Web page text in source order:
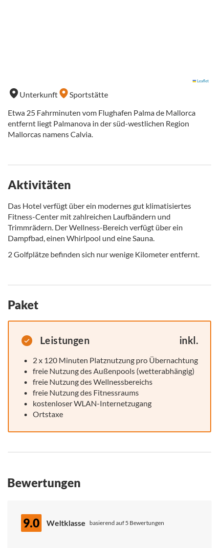
Leaflet
Unterkunft
Sportstätte
Etwa 25 Fahrminuten vom Flughafen Palma de Mallorca
entfernt liegt Palmanova in der süd-westlichen Region
Mallorcas namens Calvia.
Aktivitäten
Das Hotel verfügt über ein modernes gut klimatisiertes
Fitness-Center mit zahlreichen Laufbändern und
Trimmrädern. Der Wellness-Bereich verfügt über ein
Dampfbad, einen Whirlpool und eine Sauna.
2 Golfplätze befinden sich nur wenige Kilometer entfernt.
Paket
Leistungen inkl.
2 x 120 Minuten Platznutzung pro Übernachtung
freie Nutzung des Außenpools (wetterabhängig)
freie Nutzung des Wellnessbereichs
freie Nutzung des Fitnessraums
kostenloser WLAN-Internetzugang
Ortstaxe
Bewertungen
9.0 Weltklasse basierend auf 5 Bewertungen